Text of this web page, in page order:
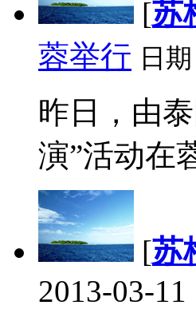
[苏
蓉举行 日期
昨日，由
演”活动在
[苏
2013-03-11